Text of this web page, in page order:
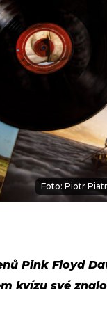
Foto: Piotr
Pink Floyd
kvízu své